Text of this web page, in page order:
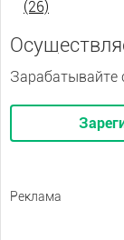
(26)
Зарабатывайте
Реклама